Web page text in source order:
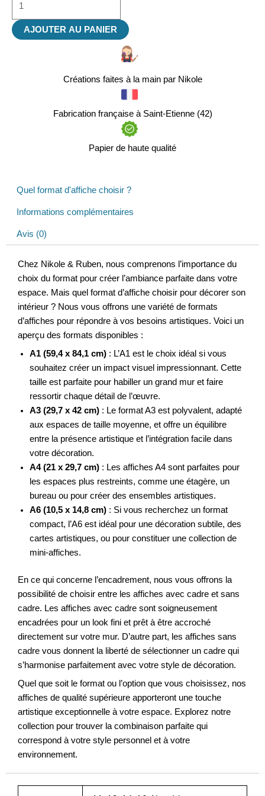
AJOUTER AU PANIER
Créations faites à la main par Nikole
Fabrication française à Saint-Etienne (42)
Papier de haute qualité
Quel format d'affiche choisir ?
Informations complémentaires
Avis (0)
Chez Nikole & Ruben, nous comprenons l’importance du
choix du format pour créer l’ambiance parfaite dans votre
espace. Mais quel format d’affiche choisir pour décorer son
intérieur ? Nous vous offrons une variété de formats
d’affiches pour répondre à vos besoins artistiques. Voici un
aperçu des formats disponibles :
A1 (59,4 x 84,1 cm) : L’A1 est le choix idéal si vous
souhaitez créer un impact visuel impressionnant. Cette
taille est parfaite pour habiller un grand mur et faire
ressortir chaque détail de l’œuvre.
A3 (29,7 x 42 cm) : Le format A3 est polyvalent, adapté
aux espaces de taille moyenne, et offre un équilibre
entre la présence artistique et l’intégration facile dans
votre décoration.
A4 (21 x 29,7 cm) : Les affiches A4 sont parfaites pour
les espaces plus restreints, comme une étagère, un
bureau ou pour créer des ensembles artistiques.
A6 (10,5 x 14,8 cm) : Si vous recherchez un format
compact, l’A6 est idéal pour une décoration subtile, des
cartes artistiques, ou pour constituer une collection de
mini-affiches.
En ce qui concerne l’encadrement, nous vous offrons la
possibilité de choisir entre les affiches avec cadre et sans
cadre. Les affiches avec cadre sont soigneusement
encadrées pour un look fini et prêt à être accroché
directement sur votre mur. D’autre part, les affiches sans
cadre vous donnent la liberté de sélectionner un cadre qui
s’harmonise parfaitement avec votre style de décoration.
Quel que soit le format ou l’option que vous choisissez, nos
affiches de qualité supérieure apporteront une touche
artistique exceptionnelle à votre espace. Explorez notre
collection pour trouver la combinaison parfaite qui
correspond à votre style personnel et à votre
environnement.